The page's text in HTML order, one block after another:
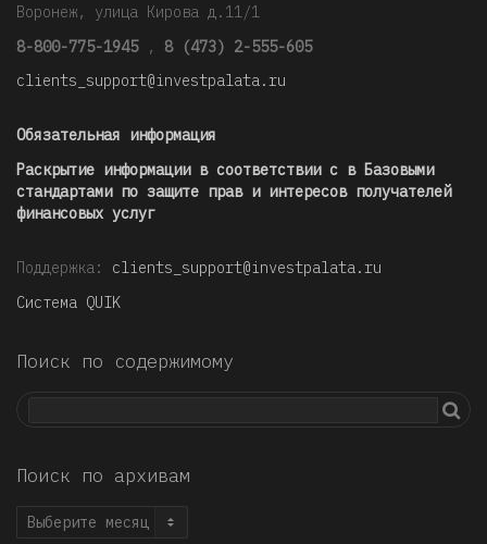
Воронеж, улица Кирова д.11/1
8-800-775-1945 , 8 (473) 2-555-605
clients_support@investpalata.ru
Обязательная информация
Раскрытие информации в соответствии с в Базовыми
стандартами по защите прав и интересов получателей
финансовых услуг
Поддержка: clients_support@investpalata.ru
Система QUIK
Поиск по содержимому
Поиск по архивам
Поиск